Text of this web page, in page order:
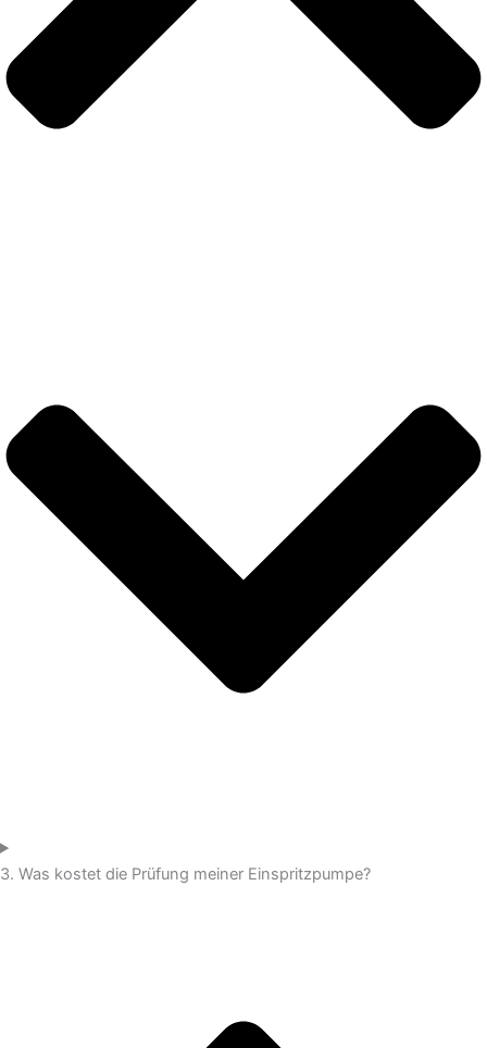
3. Was kostet die Prüfung meiner Einspritzpumpe?